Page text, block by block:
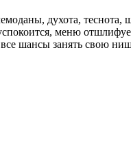
духота, теснота,
меню
шансы занять свою